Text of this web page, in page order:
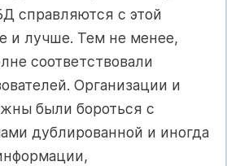
справляются с этой
и лучше. Тем не менее,
соответствовали
Организации и
были бороться с
дублированной и иногда